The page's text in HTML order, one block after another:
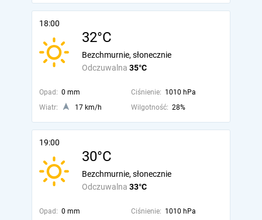
18:00
32°C
Odczuwalna 35°C
Bezchmurnie, słonecznie
Opad: 0 mm Ciśnienie: 1010 hPa
Wiatr:
17 km/h Wilgotność: 28%
19:00
30°C
Odczuwalna 33°C
Bezchmurnie, słonecznie
Opad: 0 mm Ciśnienie: 1010 hPa